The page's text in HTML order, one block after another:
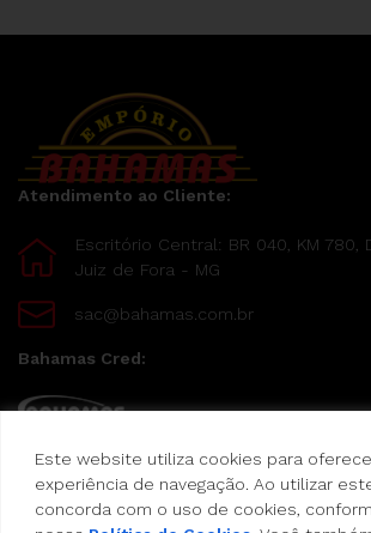
Este website utiliza cookies para
experiência de navegação. Ao utilizar
concorda com o uso de cookies,
Atendimento ao Cliente:
Escritório Central: BR 040, KM 780,
Juiz de Fora - MG
sac@bahamas.com.br
Bahamas Cred:
Pague suas compras com o Bahamas Cred
Formas de pagamento: